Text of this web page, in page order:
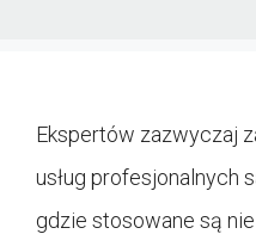
Ekspertów zazwyczaj
usług profesjonalnych
gdzie stosowane są